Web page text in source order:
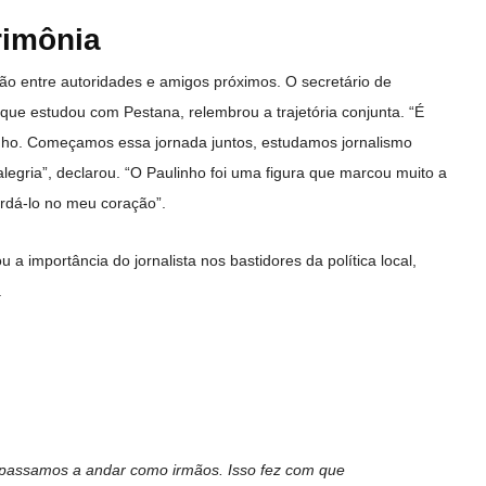
entre autoridades e amigos próximos. O secretário de
estudou com Pestana, relembrou a trajetória conjunta. “É
Começamos essa jornada juntos, estudamos jornalismo
declarou. “O Paulinho foi uma figura que marcou muito a
lo no meu coração”.
a importância do jornalista nos bastidores da política local,
a andar como irmãos. Isso fez com que